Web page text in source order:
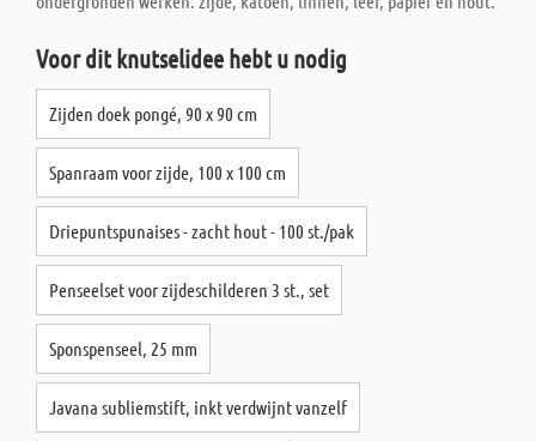
Voor dit knutselidee hebt u nodig
Zijden doek pongé, 90 x 90 cm
Spanraam voor zijde, 100 x 100 cm
Driepuntspunaises - zacht hout - 100 st./pak
Penseelset voor zijdeschilderen 3 st., set
Sponspenseel, 25 mm
Javana subliemstift, inkt verdwijnt vanzelf